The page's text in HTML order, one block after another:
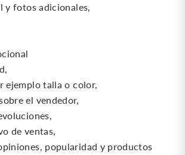
y fotos adicionales,
ejemplo talla o color,
el vendedor,
de ventas,
popularidad y productos